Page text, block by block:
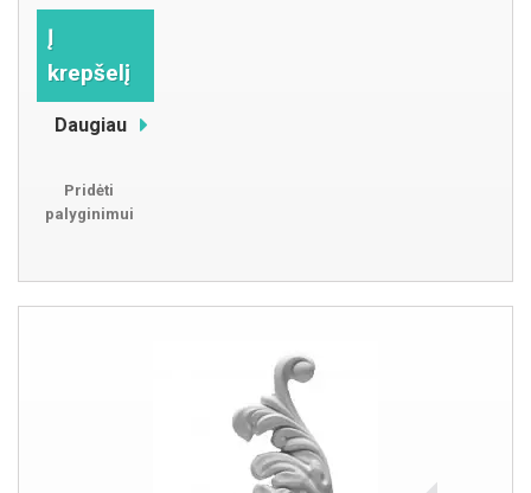
Į
krepšelį
Daugiau
Pridėti
palyginimui